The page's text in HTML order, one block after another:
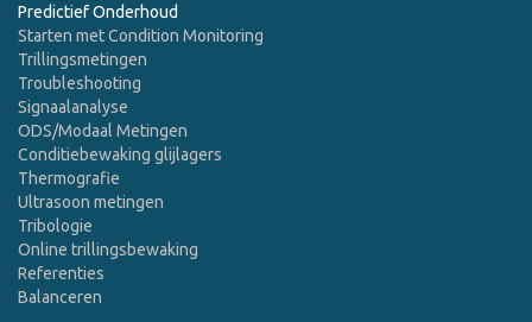
Predictief Onderhoud
Starten met Condition Monitoring
Trillingsmetingen
Troubleshooting
Signaalanalyse
ODS/Modaal Metingen
Conditiebewaking glijlagers
Thermografie
Ultrasoon metingen
Tribologie
Online trillingsbewaking
Referenties
Balanceren